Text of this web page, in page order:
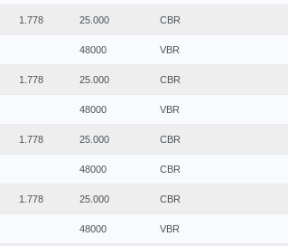
1.778 25.000 CBR
48000 VBR
1.778 25.000 CBR
48000 VBR
1.778 25.000 CBR
48000 CBR
1.778 25.000 CBR
48000 VBR